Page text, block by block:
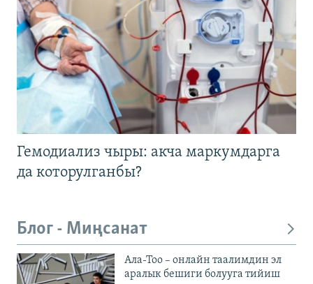
Гемодиализ чыры: акча маркумдарга
да которулганбы?
Блог - Миңсанат
Ала-Тоо – онлайн таалимдин эл
аралык бешиги болууга тийиш